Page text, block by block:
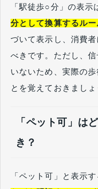
「駅徒歩○分」の表示
分として換算するルー
づいて表示し、消費
べきです。ただし、
いないため、実際の
とを覚えておきましょ
「ペット可」は
き？
「ペット可」と表示